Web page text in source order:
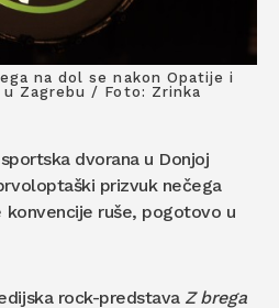
na dol se nakon Opatije i
Zagrebu / Foto: Zrinka
dvorana u Donjoj
prizvuk nečega
konvencije ruše, pogotovo u
rock-predstava Z brega